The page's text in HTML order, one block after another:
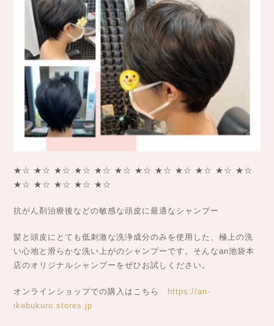
★☆ ★☆ ★☆ ★☆ ★☆ ★☆ ★☆ ★☆ ★☆ ★☆ ★☆ ★☆
★☆ ★☆ ★☆ ★☆ ★☆
抗がん剤治療後などの敏感な頭皮に最適なシャンプー
髪と頭皮にとても低刺激な洗浄成分のみを使用した、極上の洗
い心地と滑らかな洗い上がのシャンプーです。そんなan池袋本
店のオリジナルシャンプーをぜひお試しください。
オンラインショップでの購入はこちら https://an-
ikebukuro.stores.jp